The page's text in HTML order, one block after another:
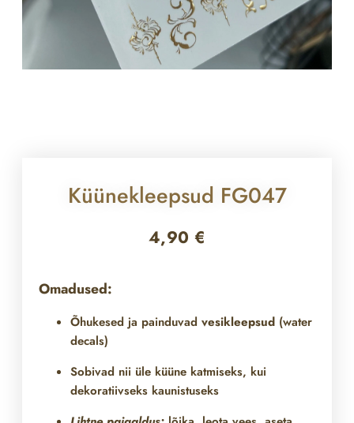
Küünekleepsud FG047
4,90 €
Omadused:
Õhukesed ja painduvadvesikleepsud (water
decals)
Sobivad nii üle küüne katmiseks, kui
dekoratiivseks kaunistuseks